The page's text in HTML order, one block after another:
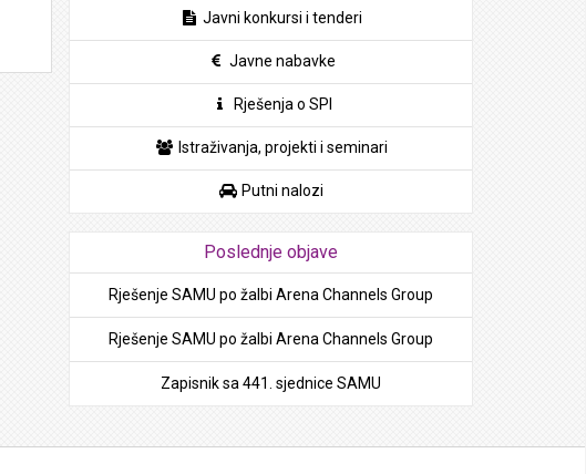
Javni konkursi i tenderi
Javne nabavke
Rješenja o SPI
Istraživanja, projekti i seminari
Putni nalozi
Poslednje objave
Rješenje SAMU po žalbi Arena Channels Group
Rješenje SAMU po žalbi Arena Channels Group
Zapisnik sa 441. sjednice SAMU